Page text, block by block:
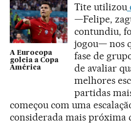
A Eurocopa
goleia a Copa
América
Tite utilizou
—Felipe,
contundiu,
jogou— nos
fase de
de avaliar
melhores
partidas
começou com uma
considerada mais próxima